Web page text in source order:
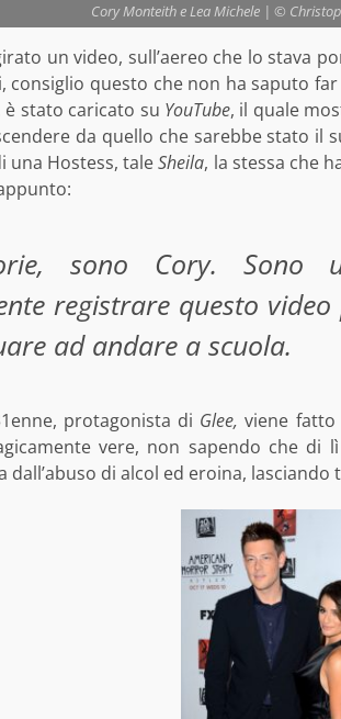
Cory Monteith e Lea Michele | ©
un video, sull’aereo che lo stava
consiglio questo che non ha saputo
è stato caricato su YouTube, il quale
da quello che sarebbe stato il
una Hostess, taleSheila, la stessa che
sono Cory. Sono
registrare questo
ad andare a scuola.
protagonista di Glee, viene
vere, non sapendo che di
dall’abuso di alcol ed eroina,